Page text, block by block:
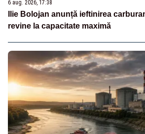
6 aug. 2026, 17:38
Ilie Bolojan anunță ieftinirea
revine la capacitate maximă